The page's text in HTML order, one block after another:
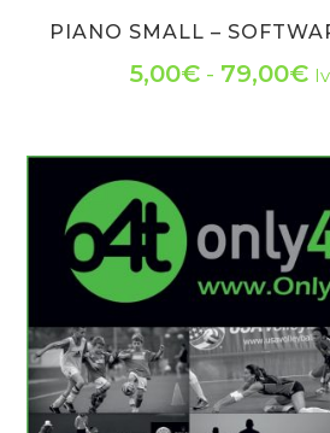
PIANO SMALL –
5,00€ - 79,00€
a
Le
opzioni
essere
scelte